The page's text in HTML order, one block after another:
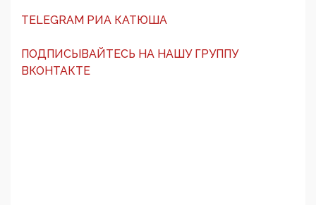
TELEGRAM РИА КАТЮША
ПОДПИСЫВАЙТЕСЬ НА НАШУ ГРУППУ
ВКОНТАКТЕ